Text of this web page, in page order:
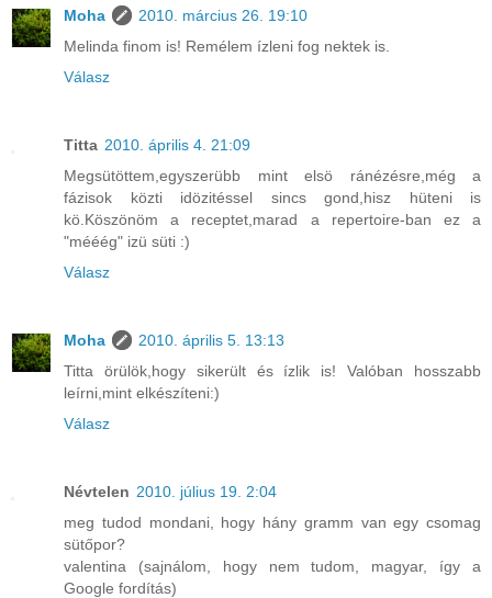
Moha
2010. március 26. 19:10
Melinda finom is! Remélem ízleni fog nektek is.
Válasz
Titta 2010. április 4. 21:09
Megsütöttem,egyszerübb mint elsö ránézésre,még a
fázisok közti idözitéssel sincs gond,hisz hüteni is
kö.Köszönöm a receptet,marad a repertoire-ban ez a
"mééég" izü süti :)
Válasz
Moha
2010. április 5. 13:13
Titta örülök,hogy sikerült és ízlik is! Valóban hosszabb
leírni,mint elkészíteni:)
Válasz
Névtelen 2010. július 19. 2:04
meg tudod mondani, hogy hány gramm van egy csomag
sütőpor?
valentina (sajnálom, hogy nem tudom, magyar, így a
Google fordítás)